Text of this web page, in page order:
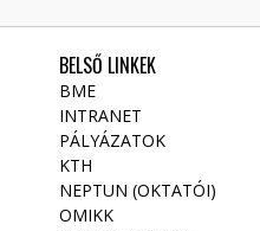
BELSŐ LINKEK
BME
INTRANET
PÁLYÁZATOK
KTH
NEPTUN (OKTATÓI)
OMIKK